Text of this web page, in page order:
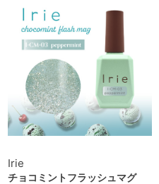
Irie
チョコミントフラッシュマグ